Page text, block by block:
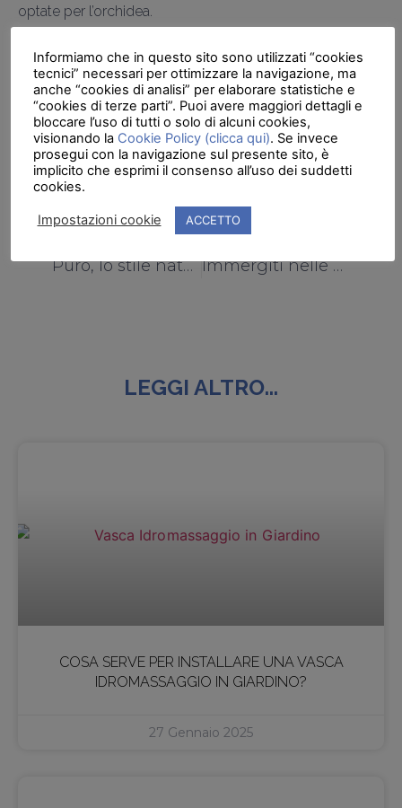
optate per l’orchidea.
sostanze tossiche del bagno ma detestano i raggi diretti
del sole, quindi appendetele o tenetele vicino a una
tenda. E se voletemigliorare la qualità dell’ariadi questa
stanza e aggiungere un tocco delicato allora la vostra
pianta è l’elegante fiore di luna (Spathiphyllum).
Puro, lo stile naturale per il tuo bagno Immergiti nelle minipiscine Grandform
LEGGI ALTRO...
COSA SERVE PER INSTALLARE UNA VASCA
IDROMASSAGGIO IN GIARDINO?
27 Gennaio 2025
Informiamo che in questo sito sono utilizzati “cookies
tecnici” necessari per ottimizzare la navigazione, ma
anche “cookies di analisi” per elaborare statistiche e
“cookies di terze parti”. Puoi avere maggiori dettagli e
bloccare l’uso di tutti o solo di alcuni cookies,
visionando la Cookie Policy (clicca qui). Se invece
prosegui con la navigazione sul presente sito, è
implicito che esprimi il consenso all’uso dei suddetti
cookies.
Impostazioni cookie ACCETTO